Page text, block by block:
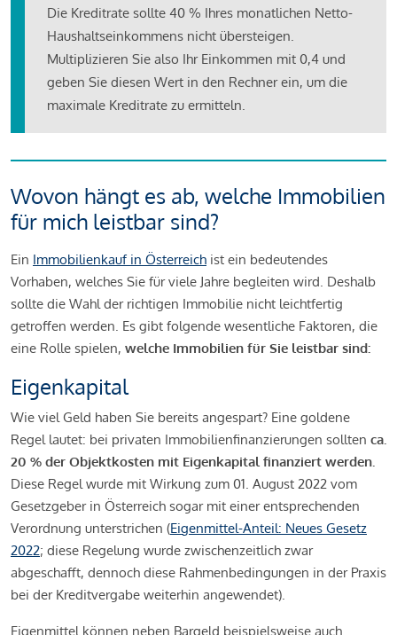
Die Kreditrate sollte 40 % Ihres monatlichen Netto-
Haushaltseinkommens nicht übersteigen.
Multiplizieren Sie also Ihr Einkommen mit 0,4 und
geben Sie diesen Wert in den Rechner ein, um die
maximale Kreditrate zu ermitteln.
Wovon hängt es ab, welche Immobilien
für mich leistbar sind?
Ein Immobilienkauf in Österreich ist ein bedeutendes
Vorhaben, welches Sie für viele Jahre begleiten wird. Deshalb
sollte die Wahl der richtigen Immobilie nicht leichtfertig
getroffen werden. Es gibt folgende wesentliche Faktoren, die
eine Rolle spielen, welche Immobilien für Sie leistbar sind:
Eigenkapital
Wie viel Geld haben Sie bereits angespart? Eine goldene
Regel lautet: bei privaten Immobilienfinanzierungen sollten ca.
20 % der Objektkosten mit Eigenkapital finanziert werden.
Diese Regel wurde mit Wirkung zum 01. August 2022 vom
Gesetzgeber in Österreich sogar mit einer entsprechenden
Verordnung unterstrichen (Eigenmittel-Anteil: Neues Gesetz
2022; diese Regelung wurde zwischenzeitlich zwar
abgeschafft, dennoch diese Rahmenbedingungen in der Praxis
bei der Kreditvergabe weiterhin angewendet).
Eigenmittel können neben Bargeld beispielsweise auch